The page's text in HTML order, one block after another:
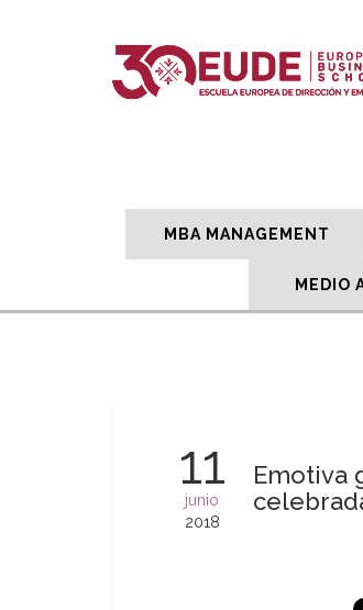
MBA MANAGEMENT
MEDIO
11
junio
2018
Emotiva